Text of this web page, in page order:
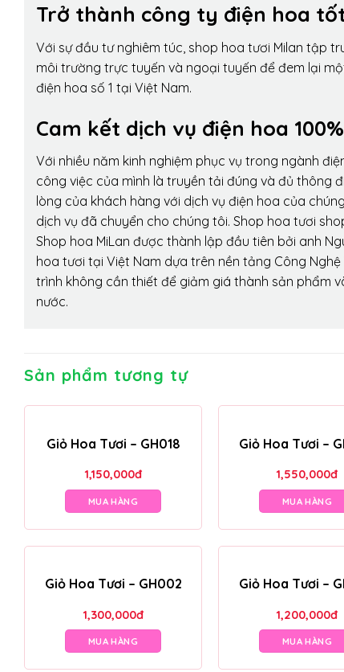
Trở thành công ty điện hoa
Với sự đầu tư nghiêm túc, shop hoa tươi Milan tập
môi trường trực tuyến và ngoại tuyến để đem lại
điện hoa số 1 tại Việt Nam.
Cam kết dịch vụ điện hoa
Với nhiều năm kinh nghiệm phục vụ trong ngành
công việc của mình là truyền tải đúng và đủ thông
lòng của khách hàng với dịch vụ điện hoa của
dịch vụ đã chuyển cho chúng tôi. Shop hoa tươi
Shop hoa MiLan được thành lập đầu tiên bởi anh
hoa tươi tại Việt Nam dựa trên nền tảng Công
trình không cần thiết để giảm giá thành sản phẩm
nước.
Sản phẩm tương tự
Giỏ Hoa Tươi – GH018
1,150,000đ
MUA HÀNG
Giỏ Hoa Tươi –
1,550,000đ
MUA HÀNG
Giỏ Hoa Tươi – GH002
1,300,000đ
MUA HÀNG
Giỏ Hoa Tươi –
1,200,000đ
MUA HÀNG